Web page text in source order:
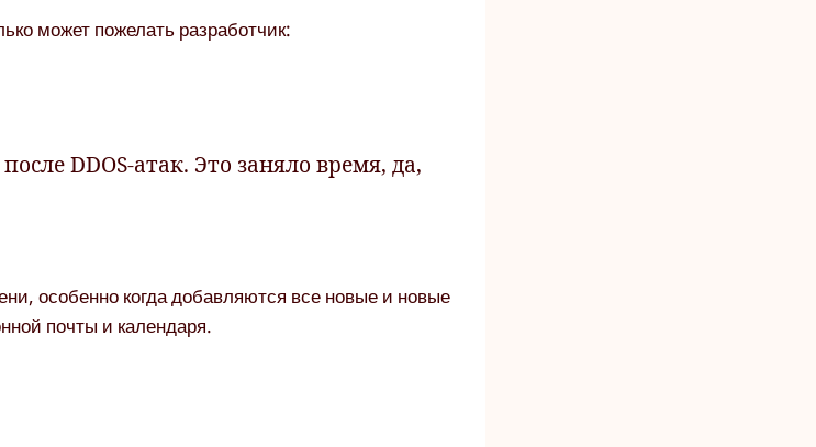
может пожелать разработчик:
DDOS-атак. Это заняло время, да,
особенно когда добавляются все новые и новые
почты и календаря.